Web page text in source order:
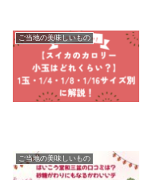
ご当地の美味しいもの
ご当地の美味しいもの